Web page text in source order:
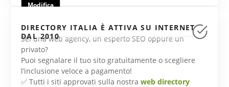
Modifica
DIRECTORY ITALIA È ATTIVA SU INTERNET
DAL 2010
Sei una web agency, un esperto SEO oppure un
privato?
Puoi segnalare il tuo sito gratuitamente o scegliere
l’inclusione veloce a pagamento!
✅ Tutti i siti approvati sulla nostra web directory